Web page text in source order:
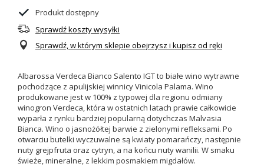
Produkt dostępny
Sprawdź koszty wysyłki
Sprawdź, w którym sklepie obejrzysz i kupisz od ręki
Albarossa Verdeca Bianco Salento IGT to białe wino wytrawne
pochodzące z apulijskiej winnicy Vinicola Palama. Wino
produkowane jest w 100% z typowej dla regionu odmiany
winogron Verdeca, która w ostatnich latach prawie całkowicie
wyparła z rynku bardziej popularną dotychczas Malvasia
Bianca. Wino o jasnożółtej barwie z zielonymi refleksami. Po
otwarciu butelki wyczuwalne są kwiaty pomarańczy, następnie
nuty grejpfruta oraz cytryn, a na końcu nuty wanilii. W smaku
świeże, mineralne, z lekkim posmakiem migdałów.